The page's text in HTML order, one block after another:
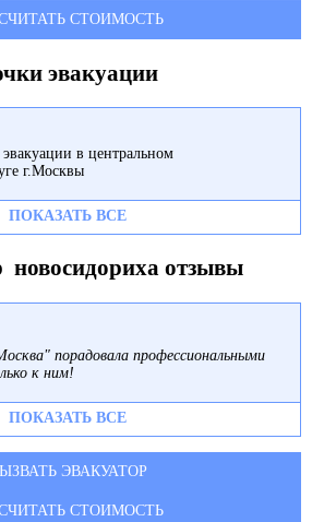
СТОИМОСТЬ
эвакуации
в центральном
г.Москвы
ПОКАЗАТЬ ВСЕ
новосидориха отзывы
порадовала профессиональными
к ним!
ПОКАЗАТЬ ВСЕ
ЭВАКУАТОР
СТОИМОСТЬ